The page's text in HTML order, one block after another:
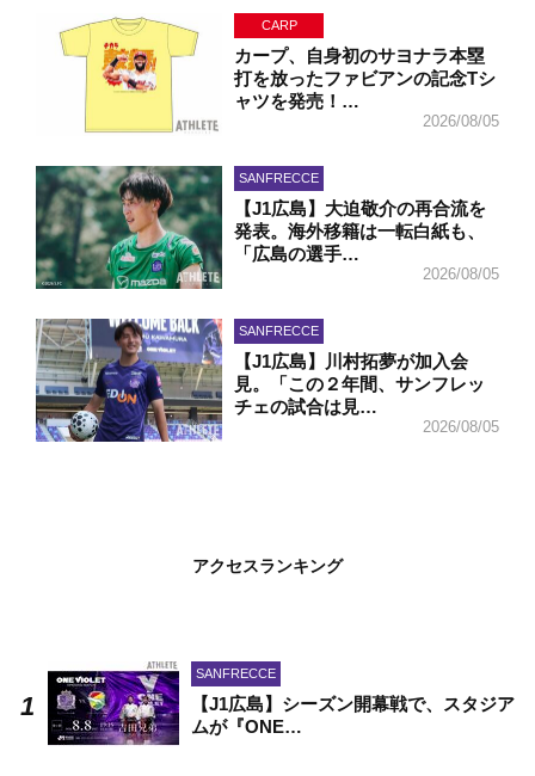
CARP
カープ、自身初のサヨナラ本塁
打を放ったファビアンの記念Tシ
ャツを発売！…
2026/08/05
SANFRECCE
【J1広島】大迫敬介の再合流を
発表。海外移籍は一転白紙も、
「広島の選手…
2026/08/05
SANFRECCE
【J1広島】川村拓夢が加入会
見。「この２年間、サンフレッ
チェの試合は見…
2026/08/05
アクセスランキング
SANFRECCE
【J1広島】シーズン開幕戦で、スタジア
ムが『ONE…